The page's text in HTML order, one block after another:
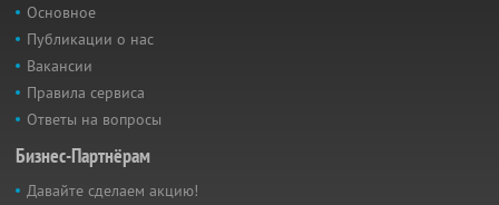
Основное
Публикации о нас
Вакансии
Правила сервиса
Ответы на вопросы
Бизнес-Партнёрам
Давайте сделаем акцию!